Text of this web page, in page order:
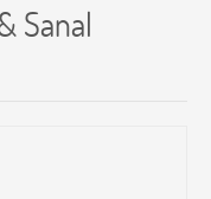
Sanal